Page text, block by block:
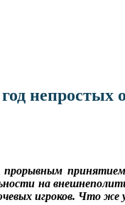
непростых
прорывным
на
игроков. Что же